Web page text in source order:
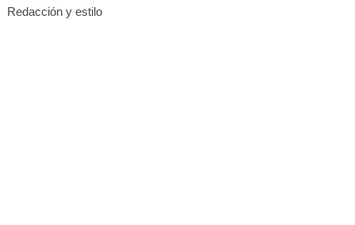
Redacción y estilo